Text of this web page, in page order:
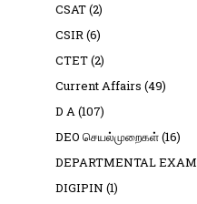
CSAT(2)
CSIR(6)
CTET(2)
Current Affairs (49)
D A(107)
DEO செயல்முறைகள்(16)
DEPARTMENTAL EXAM
DIGIPIN (1)